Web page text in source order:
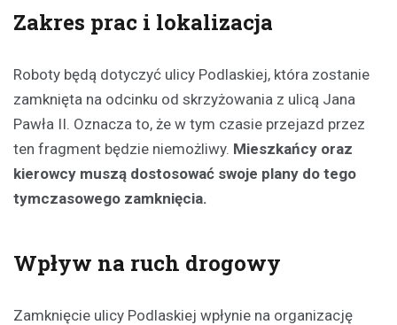
Zakres prac i lokalizacja
Roboty będą dotyczyć ulicy Podlaskiej, która zostanie
zamknięta na odcinku od skrzyżowania z ulicą Jana
Pawła II. Oznacza to, że w tym czasie przejazd przez
ten fragment będzie niemożliwy. Mieszkańcy oraz
kierowcy muszą dostosować swoje plany do tego
tymczasowego zamknięcia.
Wpływ na ruch drogowy
Zamknięcie ulicy Podlaskiej wpłynie na organizację